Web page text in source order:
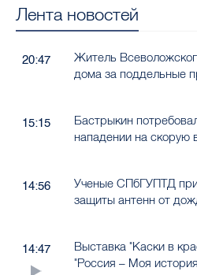
Лента новостей
20:47
Житель
дома за поддельные
15:15
Бастрыкин
нападении на скорую
14:56
Ученые СПбГУПТД
защиты антенн от
14:47
Выставка "Каски в
"Россия – Моя